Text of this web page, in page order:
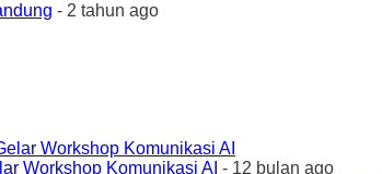
- 2 tahun ago
Workshop Komunikasi AI - 12 bulan ago